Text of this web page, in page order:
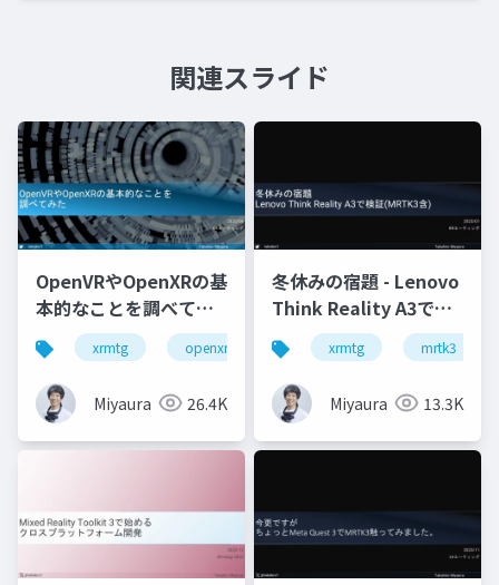
関連スライド
OpenVRやOpenXRの基
本的なことを調べてみ
た
xrmtg openxr openvr hololens
Miyaura 26.4K
冬休みの宿題 - Lenovo
Think Reality A3で検
証(MRTK3含)
xrmtg mrtk3
Miyaura 13.3K